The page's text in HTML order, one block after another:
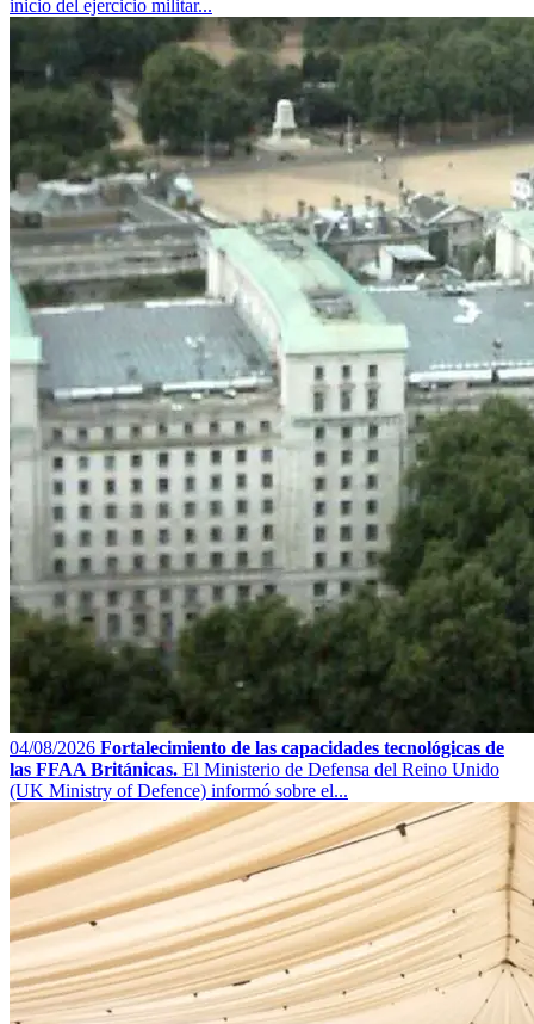
inicio del ejercicio militar...
04/08/2026 Fortalecimiento de las capacidades tecnológicas de
las FFAA Británicas. El Ministerio de Defensa del Reino Unido
(UK Ministry of Defence) informó sobre el...